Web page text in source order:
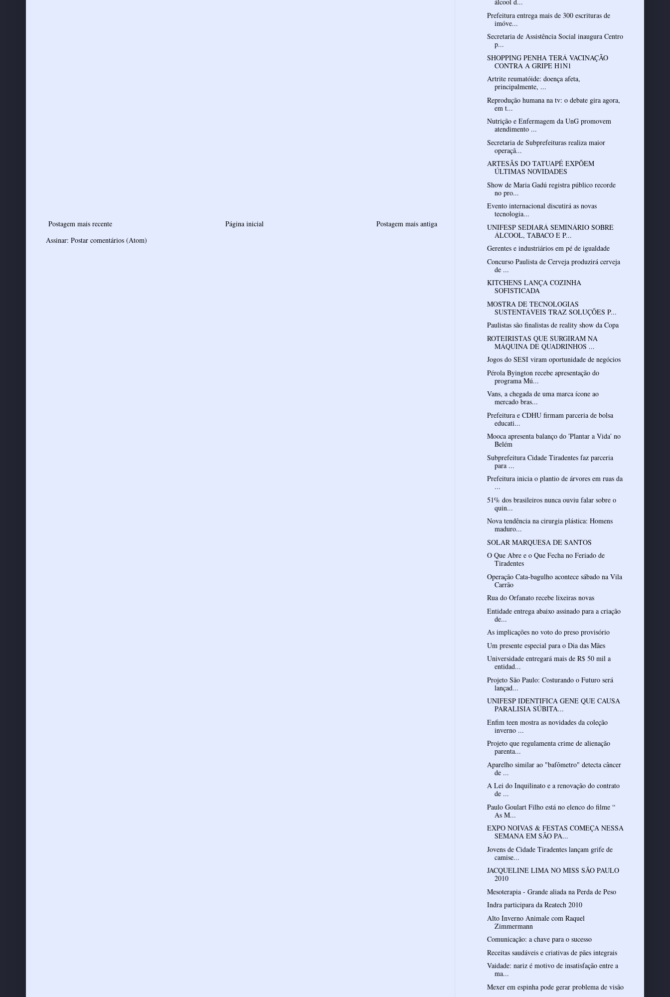
Postagem mais recente Postagem mais antiga
Página inicial
Assinar: Postar comentários (Atom)
álcool d...
Prefeitura entrega mais de 300 escrituras de
imóve...
Secretaria de Assistência Social inaugura Centro
p...
SHOPPING PENHA TERÁ VACINAÇÃO
CONTRA A GRIPE H1N1
Artrite reumatóide: doença afeta,
principalmente, ...
Reprodução humana na tv: o debate gira agora,
em t...
Nutrição e Enfermagem da UnG promovem
atendimento ...
Secretaria de Subprefeituras realiza maior
operaçã...
ARTESÃS DO TATUAPÉ EXPÕEM
ÚLTIMAS NOVIDADES
Show de Maria Gadú registra público recorde
no pro...
Evento internacional discutirá as novas
tecnologia...
UNIFESP SEDIARÁ SEMINÁRIO SOBRE
ÁLCOOL, TABACO E P...
Gerentes e industriários em pé de igualdade
Concurso Paulista de Cerveja produzirá cerveja
de ...
KITCHENS LANÇA COZINHA
SOFISTICADA
MOSTRA DE TECNOLOGIAS
SUSTENTÁVEIS TRAZ SOLUÇÕES P...
Paulistas são finalistas de reality show da Copa
ROTEIRISTAS QUE SURGIRAM NA
MÁQUINA DE QUADRINHOS ...
Jogos do SESI viram oportunidade de negócios
Pérola Byington recebe apresentação do
programa Mú...
Vans, a chegada de uma marca ícone ao
mercado bras...
Prefeitura e CDHU firmam parceria de bolsa
educati...
Mooca apresenta balanço do ′Plantar a Vida′ no
Belém
Subprefeitura Cidade Tiradentes faz parceria
para ...
Prefeitura inicia o plantio de árvores em ruas da
...
51% dos brasileiros nunca ouviu falar sobre o
quin...
Nova tendência na cirurgia plástica: Homens
maduro...
SOLAR MARQUESA DE SANTOS
O Que Abre e o Que Fecha no Feriado de
Tiradentes
Operação Cata-bagulho acontece sábado na Vila
Carrão
Rua do Orfanato recebe lixeiras novas
Entidade entrega abaixo assinado para a criação
de...
As implicações no voto do preso provisório
Um presente especial para o Dia das Mães
Universidade entregará mais de R$ 50 mil a
entidad...
Projeto São Paulo: Costurando o Futuro será
lançad...
UNIFESP IDENTIFICA GENE QUE CAUSA
PARALISIA SÚBITA...
Enfim teen mostra as novidades da coleção
inverno ...
Projeto que regulamenta crime de alienação
parenta...
Aparelho similar ao "bafômetro" detecta câncer
de ...
A Lei do Inquilinato e a renovação do contrato
de ...
Paulo Goulart Filho está no elenco do filme “
As M...
EXPO NOIVAS & FESTAS COMEÇA NESSA
SEMANA EM SÃO PA...
Jovens de Cidade Tiradentes lançam grife de
camise...
JACQUELINE LIMA NO MISS SÃO PAULO
2010
Mesoterapia - Grande aliada na Perda de Peso
Indra participara da Reatech 2010
Alto Inverno Animale com Raquel
Zimmermann
Comunicação: a chave para o sucesso
Receitas saudáveis e criativas de pães integrais
Vaidade: nariz é motivo de insatisfação entre a
ma...
Mexer em espinha pode gerar problema de visão